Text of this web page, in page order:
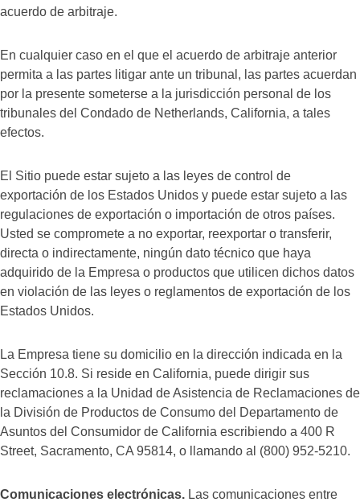
acuerdo de arbitraje.
En cualquier caso en el que el acuerdo de arbitraje anterior
permita a las partes litigar ante un tribunal, las partes acuerdan
por la presente someterse a la jurisdicción personal de los
tribunales del Condado de Netherlands, California, a tales
efectos.
El Sitio puede estar sujeto a las leyes de control de
exportación de los Estados Unidos y puede estar sujeto a las
regulaciones de exportación o importación de otros países.
Usted se compromete a no exportar, reexportar o transferir,
directa o indirectamente, ningún dato técnico que haya
adquirido de la Empresa o productos que utilicen dichos datos
en violación de las leyes o reglamentos de exportación de los
Estados Unidos.
La Empresa tiene su domicilio en la dirección indicada en la
Sección 10.8. Si reside en California, puede dirigir sus
reclamaciones a la Unidad de Asistencia de Reclamaciones de
la División de Productos de Consumo del Departamento de
Asuntos del Consumidor de California escribiendo a 400 R
Street, Sacramento, CA 95814, o llamando al (800) 952-5210.
Comunicaciones electrónicas. Las comunicaciones entre